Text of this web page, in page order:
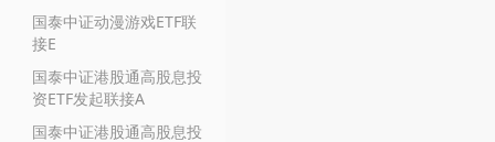
国泰中证动漫游戏ETF联
接E
国泰中证港股通高股息投
资ETF发起联接A
国泰中证港股通高股息投